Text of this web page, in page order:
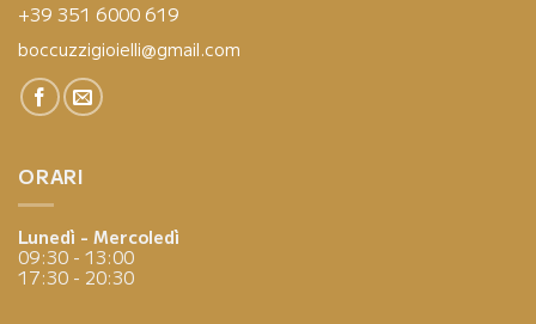
+39 351 6000 619
boccuzzigioielli@gmail.com
ORARI
Lunedì - Mercoledì
09:30 - 13:00
17:30 - 20:30